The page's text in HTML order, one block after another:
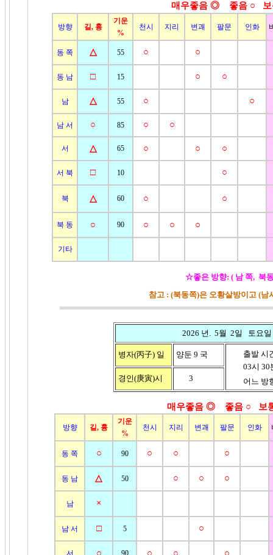
매우좋음 ◎ 좋음 ○ 보
방향 길, 흉
기운
%
천시 지리 변괘 팔문 인화
동 쪽 △ 55 ○ ○
동 남 □ 15 ○ ○
남 △ 55 ○ ○
남 서 ○ 85 ○ ○
서 △ 65 ○ ○ ○
서 북 □ 10 ○
북 △ 60 ○ ○
북 동 ○ 90 ○ ○ ○
기타
☆좋은 방향: ( 남 쪽, 북
참고 : (북동쪽)은 오황살방이고 (
2026 년. 5월 2일 토요일
병자(丙子) 일 양둔 9 국
출발 시
03시 30분
어느 방향
경인(庚寅)시 3
매우좋음 ◎ 좋음 ○ 보
방향 길, 흉
기운
%
천시 지리 변괘 팔문 인화
동 쪽 ○ 90 ○ ○ ○
동 남 △ 50 ○ ○ ○
남 ×
남 서 □ 5 ○
서 90